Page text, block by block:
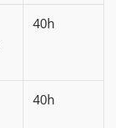
40h
40h